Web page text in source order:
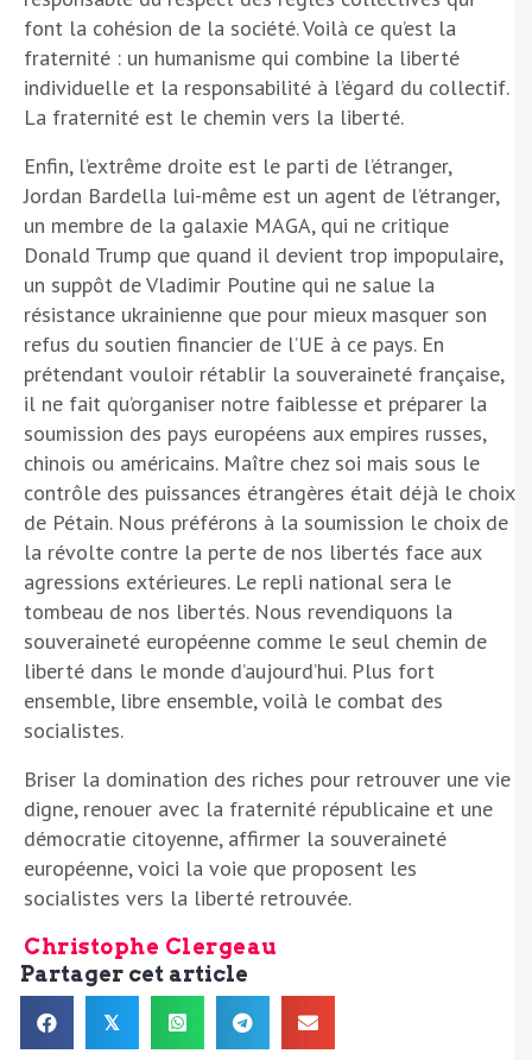
font la cohésion de la société. Voilà ce qu’est la
fraternité : un humanisme qui combine la liberté
individuelle et la responsabilité à l’égard du collectif.
La fraternité est le chemin vers la liberté.
Enfin, l’extrême droite est le parti de l’étranger,
Jordan Bardella lui-même est un agent de l’étranger,
un membre de la galaxie MAGA, qui ne critique
Donald Trump que quand il devient trop impopulaire,
un suppôt de Vladimir Poutine qui ne salue la
résistance ukrainienne que pour mieux masquer son
refus du soutien financier de l’UE à ce pays. En
prétendant vouloir rétablir la souveraineté française,
il ne fait qu’organiser notre faiblesse et préparer la
soumission des pays européens aux empires russes,
chinois ou américains. Maître chez soi mais sous le
contrôle des puissances étrangères était déjà le choix
de Pétain. Nous préférons à la soumission le choix de
la révolte contre la perte de nos libertés face aux
agressions extérieures. Le repli national sera le
tombeau de nos libertés. Nous revendiquons la
souveraineté européenne comme le seul chemin de
liberté dans le monde d’aujourd’hui. Plus fort
ensemble, libre ensemble, voilà le combat des
socialistes.
Briser la domination des riches pour retrouver une vie
digne, renouer avec la fraternité républicaine et une
démocratie citoyenne, affirmer la souveraineté
européenne, voici la voie que proposent les
socialistes vers la liberté retrouvée.
Christophe Clergeau
Partager cet article
𝕏